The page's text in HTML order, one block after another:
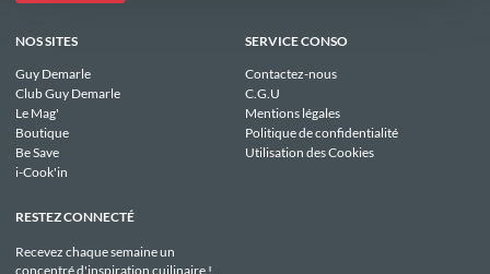
NOS SITES
Guy Demarle
Club Guy Demarle
Le Mag'
Boutique
Be Save
i-Cook'in
SERVICE CONSO
Contactez-nous
C.G.U
Mentions légales
Politique de confidentialité
Utilisation des Cookies
RESTEZ CONNECTÉ
Recevez chaque semaine un
concentré d'inspiration cuilinaire !